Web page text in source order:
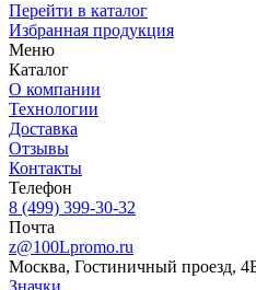
Перейти в каталог
Избранная продукция
Меню
Каталог
О компании
Технологии
Доставка
Отзывы
Контакты
Телефон
8 (499) 399-30-32
Почта
z@100Lpromo.ru
Москва, Гостиничный проезд,
Значки